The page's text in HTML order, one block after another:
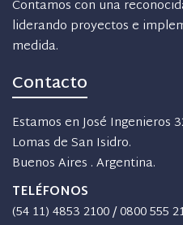
Contamos con una
liderando proyectos e
medida.
Contacto
Estamos en José Ingenieros
Lomas de San Isidro.
Buenos Aires . Argentina.
TELÉFONOS
(54 11) 4853 2100/0800 555